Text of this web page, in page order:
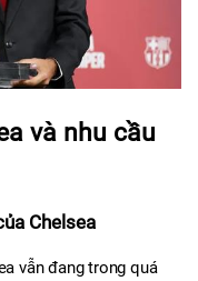
và nhu cầu
Chelsea
vẫn đang trong quá